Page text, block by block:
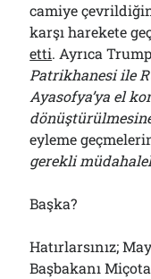
camiye
karşı harekete
etti. Ayrıca
Patrikhanesi ile
Ayasofya’ya el
eyleme
gerekli
Başka?
Hatırlarsınız;
Başbakanı